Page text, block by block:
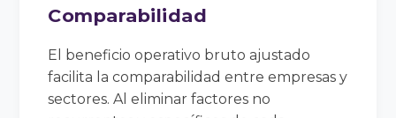
Comparabilidad
El beneficio operativo bruto ajustado
facilita la comparabilidad entre empresas y
sectores. Al eliminar factores no